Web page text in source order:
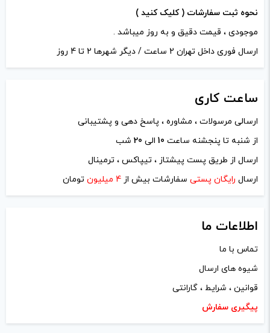
نام*
ایمیل*
ذخیره نام، ایمیل و وبسایت من در مرورگر برای زمانی که دوباره
دیدگاهی می‌نویسم.
لازم است محتوای ارسالی منطبق برعرف و شئونات جامعه و با
نحوه ثبت سفارشات ( کلیک کنید )
موجودی ، قیمت دقیق و به روز میباشد .
ارسال فوری داخل تهران 2 ساعت / دیگر شهرها 2 تا 4 روز
ساعت کاری
ارسالی مرسولات ، مشاوره ، پاسخ دهی و پشتیبانی
از شنبه تا پنجشنه ساعت 10 الی 20 شب
ارسال از طریق پست پیشتاز ، تیپاکس ، ترمینال
ارسال رایگان پستی سفارشات بیش از 4 میلیون تومان
اطلاعات ما
تماس با ما
شیوه های ارسال
قوانین ، شرایط ، گارانتی
پیگیری سفارش